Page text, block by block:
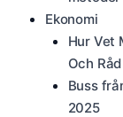
Ekonomi
Hur Vet
Och Råd
Buss
2025